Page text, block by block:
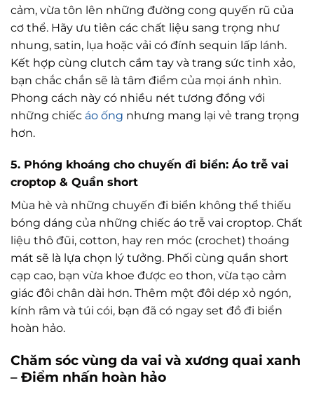
cảm, vừa tôn lên những đường cong quyến rũ của
cơ thể. Hãy ưu tiên các chất liệu sang trọng như
nhung, satin, lụa hoặc vải có đính sequin lấp lánh.
Kết hợp cùng clutch cầm tay và trang sức tinh xảo,
bạn chắc chắn sẽ là tâm điểm của mọi ánh nhìn.
Phong cách này có nhiều nét tương đồng với
những chiếc áo ống nhưng mang lại vẻ trang trọng
hơn.
5. Phóng khoáng cho chuyến đi biển: Áo trễ vai
croptop & Quần short
Mùa hè và những chuyến đi biển không thể thiếu
bóng dáng của những chiếc áo trễ vai croptop. Chất
liệu thô đũi, cotton, hay ren móc (crochet) thoáng
mát sẽ là lựa chọn lý tưởng. Phối cùng quần short
cạp cao, bạn vừa khoe được eo thon, vừa tạo cảm
giác đôi chân dài hơn. Thêm một đôi dép xỏ ngón,
kính râm và túi cói, bạn đã có ngay set đồ đi biển
hoàn hảo.
Chăm sóc vùng da vai và xương quai xanh
– Điểm nhấn hoàn hảo